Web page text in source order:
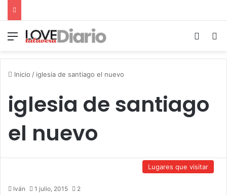
Menú
Inicio / iglesia de santiago el nuevo
iglesia de santiago
el nuevo
Lugares que visitar
Iván 1 julio, 2015 2